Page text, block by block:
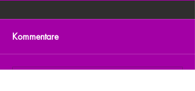
Kommentare